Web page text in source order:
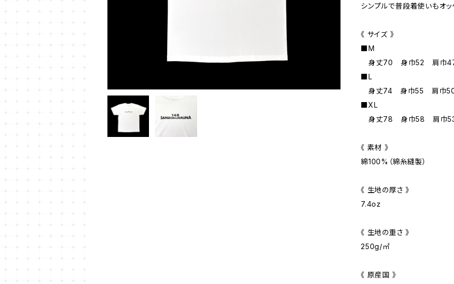
シンプルで普段着使いもオッ
《 サイズ 》
■M
身丈70 身巾52 肩巾
■L
身丈74 身巾55 肩巾
■XL
身丈78 身巾58 肩巾
《 素材 》
綿100%（綿糸縫製）
《 生地の厚さ 》
7.4oz
《 生地の重さ 》
250g/㎡
《 原産国 》